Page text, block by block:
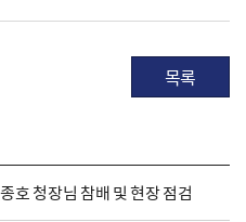
목록
호 청장님 참배 및 현장 점검